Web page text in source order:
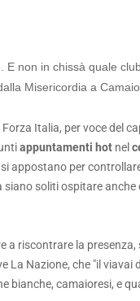
E non in chissà quale
Misericordia a
Italia, per voce del
appuntamenti hot nel
appostano per
soliti ospitare anche
a riscontrare la
La Nazione, che "il
bianche, camaioresi, e